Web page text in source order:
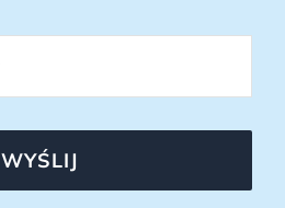
WYŚLIJ